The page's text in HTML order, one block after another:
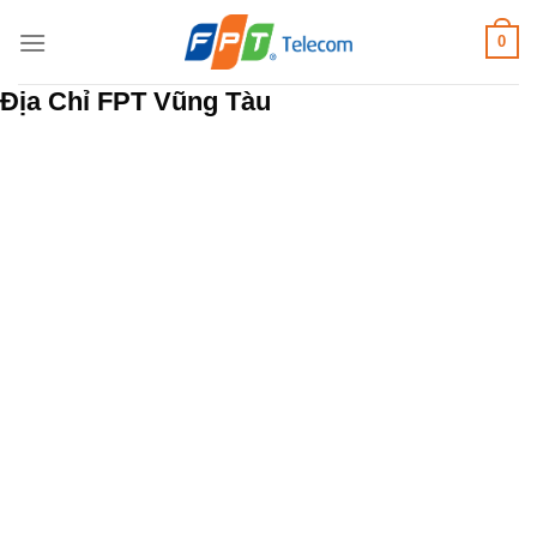
qua
dung
0
Địa Chỉ FPT Vũng Tàu